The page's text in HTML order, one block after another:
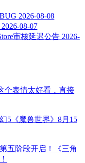
2026-08-08
2026-08-07
审核延迟公告 2026-
个表情太好看，直接
5《魔兽世界》8月15
五阶段开启！《三角